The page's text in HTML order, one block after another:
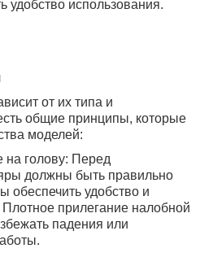
удобство использования.
от их типа и
общие принципы, которые
моделей:
голову: Перед
должны быть правильно
обеспечить удобство и
Плотное прилегание налобной
падения или